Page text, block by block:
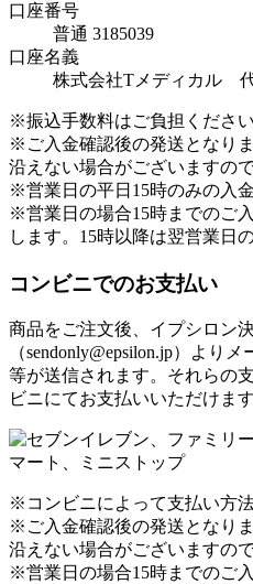
口座番号
普通 3185039
口座名義
株式会社Tメディカル
※振込手数料はご負担ください
※ご入金確認後の発送となり
沿えない場合がございますの
※営業日の平日15時のみの入
※営業日の場合15時までのご
します。15時以降は翌営業日
コンビニでのお支払い
商品をご注文後、イプシロン
（sendonly@epsilon.jp）より
等が送信されます。それらの
ビニにてお支払いいただけます
※コンビニによって支払い方法
※ご入金確認後の発送となり
沿えない場合がございますの
※営業日の場合15時までのご